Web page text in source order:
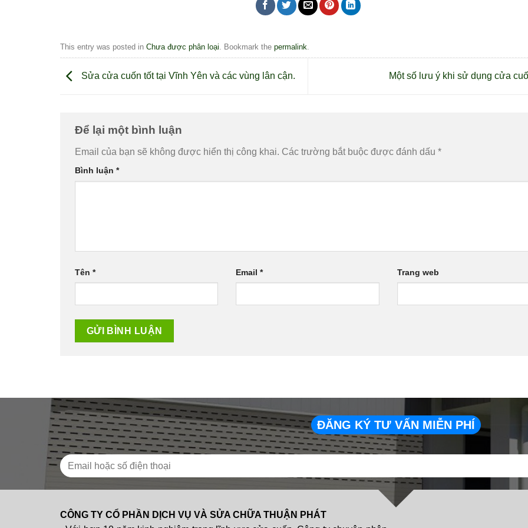
This entry was posted in Chưa được phân loại . Bookmark the permalink
Sửa cửa cuốn tốt tại Vĩnh Yên và các vùng lân cận. Một số lưu ý khi sử dụng cửa
Để lại một bình luận
Email của bạn sẽ không được hiển thị công khai. Các trường bắt buộc được đánh dấu *
Bình luận *
Tên * Email* Trang web
ĐĂNG KÝ TƯ VẤN MIỄN PHÍ
CÔNG TY CỔ PHẦN DỊCH VỤ VÀ SỬA CHỮA THUẬN PHÁT